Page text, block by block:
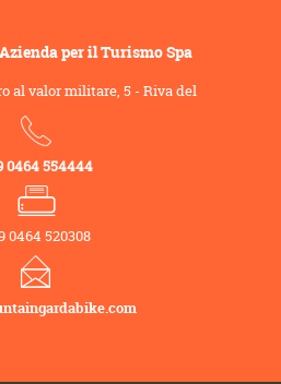
per il Turismo Spa
al valor militare, 5 - Riva del
0464 554444
0464 520308